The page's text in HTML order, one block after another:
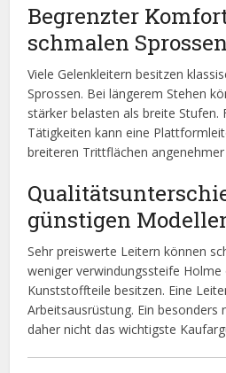
Begrenzter
schmalen Sprossen
Viele Gelenkleitern besitzen
Sprossen. Bei längerem Stehen
stärker belasten als breite Stufen.
Tätigkeiten kann eine
breiteren Trittflächen angenehmer
günstigen
Sehr preiswerte Leitern können
weniger verwindungssteife Holme
Kunststoffteile besitzen. Eine
Arbeitsausrüstung. Ein besonders
daher nicht das wichtigste